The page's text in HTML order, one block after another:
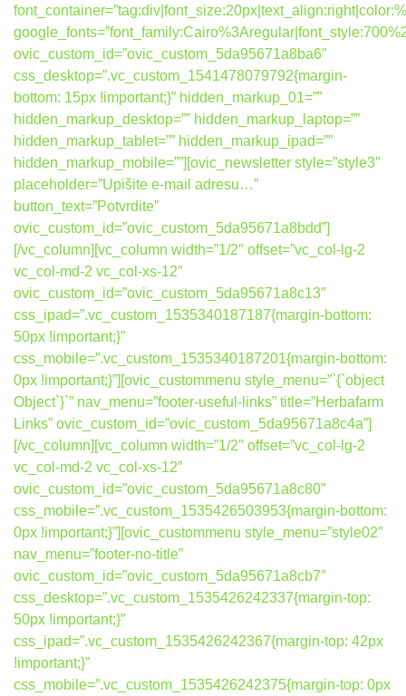
ovic_custom_id=”ovic_custom_5da95671a8ba6″
css_desktop=”.vc_custom_1541478079792{margin-
bottom: 15px !important;}” hidden_markup_01=””
hidden_markup_desktop=”” hidden_markup_laptop=””
hidden_markup_tablet=”” hidden_markup_ipad=””
hidden_markup_mobile=””][ovic_newsletter style=”style3″
placeholder=”Upišite e-mail adresu…”
button_text=”Potvrdite”
ovic_custom_id=”ovic_custom_5da95671a8bdd”]
[/vc_column][vc_column width=”1/2″ offset=”vc_col-lg-2
vc_col-md-2 vc_col-xs-12″
ovic_custom_id=”ovic_custom_5da95671a8c13″
css_ipad=”.vc_custom_1535340187187{margin-bottom:
50px !important;}”
css_mobile=”.vc_custom_1535340187201{margin-bottom:
0px !important;}”][ovic_custommenu style_menu=”`{`object
Object`}`” nav_menu=”footer-useful-links” title=”Herbafarm
Links” ovic_custom_id=”ovic_custom_5da95671a8c4a”]
[/vc_column][vc_column width=”1/2″ offset=”vc_col-lg-2
vc_col-md-2 vc_col-xs-12″
ovic_custom_id=”ovic_custom_5da95671a8c80″
css_mobile=”.vc_custom_1535426503953{margin-bottom:
0px !important;}”][ovic_custommenu style_menu=”style02″
nav_menu=”footer-no-title”
ovic_custom_id=”ovic_custom_5da95671a8cb7″
css_desktop=”.vc_custom_1535426242337{margin-top:
50px !important;}”
css_ipad=”.vc_custom_1535426242367{margin-top: 42px
!important;}”
css_mobile=”.vc_custom_1535426242375{margin-top: 0px